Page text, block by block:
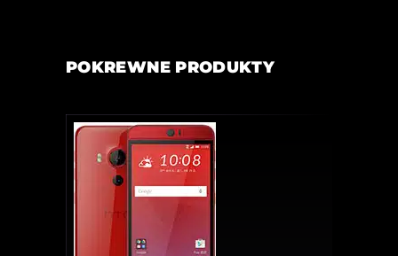
POKREWNE PRODUKTY